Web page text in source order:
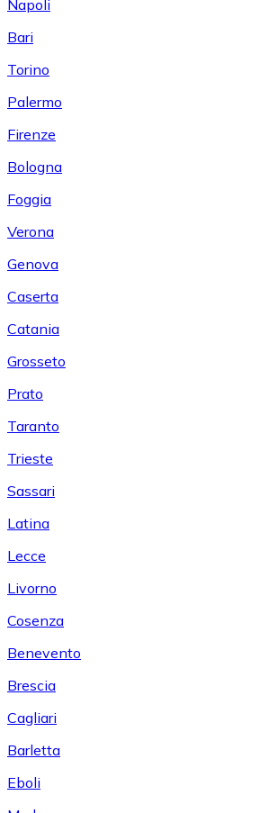
Napoli
Bari
Torino
Palermo
Firenze
Bologna
Foggia
Verona
Genova
Caserta
Catania
Grosseto
Prato
Taranto
Trieste
Sassari
Latina
Lecce
Livorno
Cosenza
Benevento
Brescia
Cagliari
Barletta
Eboli